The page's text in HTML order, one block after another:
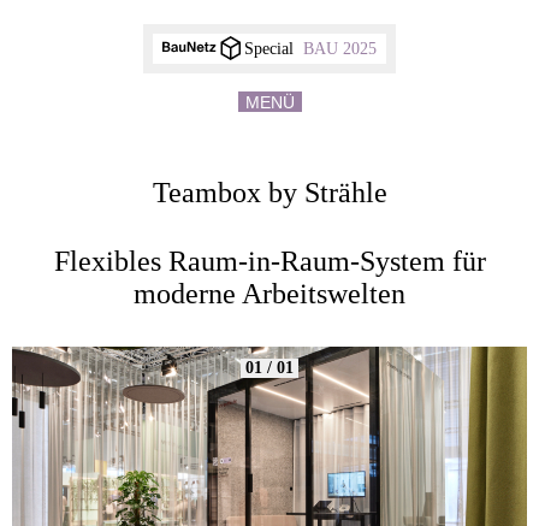
MENÜ
Special BAU 2025
Teambox by Strähle
Flexibles Raum-in-Raum-System für
moderne Arbeitswelten
01 / 01